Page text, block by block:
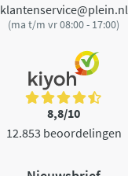
klantenservice@plein.nl
(ma t/m vr 08:00 - 17:00)
8,8/10
12.853 beoordelingen